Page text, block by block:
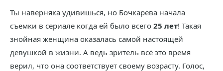
Ты наверняка удивишься, но Бочкарева начала
съемки в сериале когда ей было всего 25 лет! Такая
знойная женщина оказалась самой настоящей
девушкой в жизни. А ведь зритель всё это время
верил, что она соответствует своему возрасту. Голос,